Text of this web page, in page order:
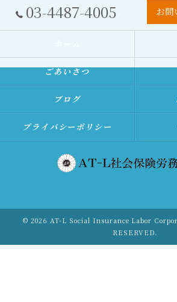
03-4487-4005 お問
ごあいさつ
ブログ
プライバシーポリシー
© 2026 AT-L Social Insurance Labor
RESERVED.